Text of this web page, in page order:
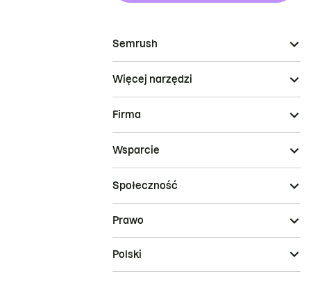
Semrush
Więcej narzędzi
Firma
Wsparcie
Społeczność
Prawo
Polski